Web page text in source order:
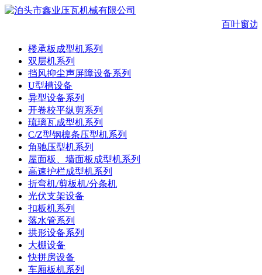
百叶窗边
楼承板成型机系列
双层机系列
挡风抑尘声屏障设备系列
U型槽设备
异型设备系列
开卷校平纵剪系列
琉璃瓦成型机系列
C/Z型钢檩条压型机系列
角驰压型机系列
屋面板、墙面板成型机系列
高速护栏成型机系列
折弯机/剪板机/分条机
光伏支架设备
扣板机系列
落水管系列
拱形设备系列
大棚设备
快拼房设备
车厢板机系列